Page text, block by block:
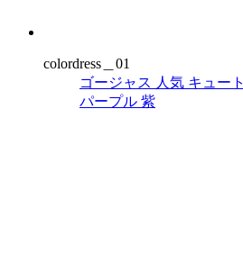
colordress＿01
ゴージャス 人気 キュート
パープル 紫